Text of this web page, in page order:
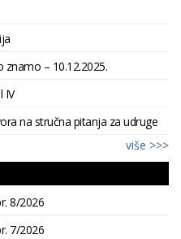
znamo – 10.12.2025.
IV
na stručna pitanja za udruge
više >>>
8/2026
7/2026